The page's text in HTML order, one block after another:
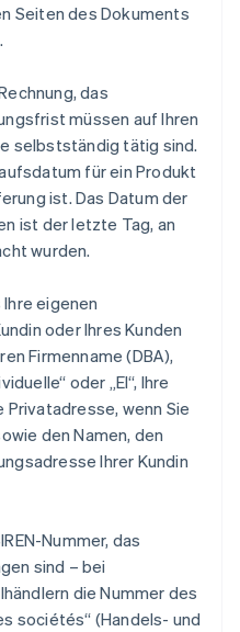
Seiten des Dokuments
das
müssen auf Ihren
selbstständig tätig sind.
für ein Produkt
ist. Das Datum der
ist der letzte Tag, an
wurden.
eigenen
oder Ihres Kunden
Firmenname (DBA),
oder „EI“, Ihre
wenn Sie
den Namen, den
Ihrer Kundin
Nummer, das
sind – bei
die Nummer des
sociétés“ (Handels- und